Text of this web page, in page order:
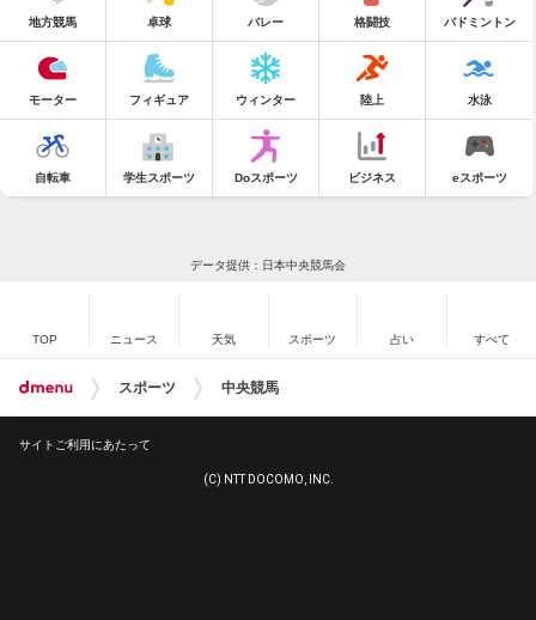
地方競馬 卓球 バレー 格闘技 バドミントン
モーター フィギュア ウィンター 陸上 水泳
自転車 学生スポーツ Doスポーツ ビジネス eスポーツ
データ提供：日本中央競馬会
TOP ニュース 天気 スポーツ 占い すべて
スポーツ 中央競馬
サイトご利用にあたって
(C) NTT DOCOMO, INC.